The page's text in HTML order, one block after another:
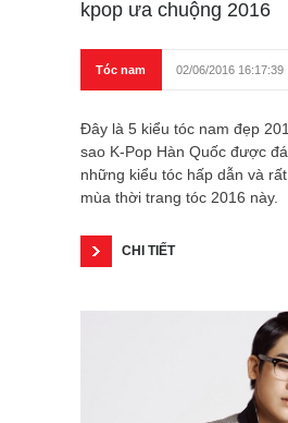
kpop ưa chuộng 2016
Tóc nam 02/06/2016 16:17:39
Đây là 5 kiểu tóc nam đẹp
sao K-Pop Hàn Quốc được
những kiểu tóc hấp dẫn và
mùa thời trang tóc 2016 này.
CHI TIẾT